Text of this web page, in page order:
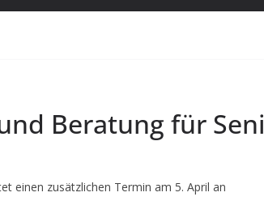
Beratung für
einen zusätzlichen Termin am 5. April an